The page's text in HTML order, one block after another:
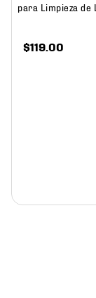
para Limpieza de
$119.00